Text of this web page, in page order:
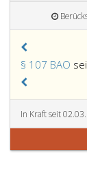
§ 107 BAO
In Kraft seit